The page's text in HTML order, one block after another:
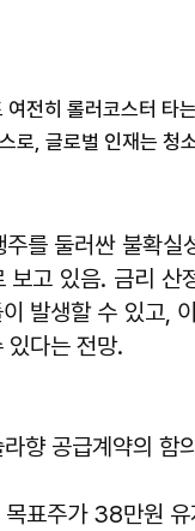
여전히 롤러코스터 타
로, 글로벌 인재는 청
를 둘러싼 불확실
보고 있음. 금리 산
발생할 수 있고,
있다는 전망.
향 공급계약의 함
목표주가 38만원 유